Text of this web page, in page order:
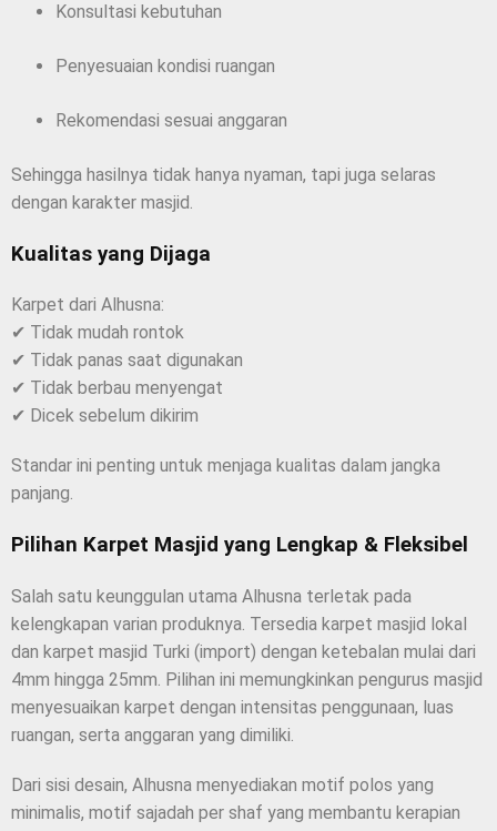
Konsultasi kebutuhan
Penyesuaian kondisi ruangan
Rekomendasi sesuai anggaran
Sehingga hasilnya tidak hanya nyaman, tapi juga selaras
dengan karakter masjid.
Kualitas yang Dijaga
Karpet dari Alhusna:
✔ Tidak mudah rontok
✔ Tidak panas saat digunakan
✔ Tidak berbau menyengat
✔ Dicek sebelum dikirim
Standar ini penting untuk menjaga kualitas dalam jangka
panjang.
Pilihan Karpet Masjid yang Lengkap & Fleksibel
Salah satu keunggulan utama Alhusna terletak pada
kelengkapan varian produknya. Tersedia karpet masjid lokal
dan karpet masjid Turki (import) dengan ketebalan mulai dari
4mm hingga 25mm. Pilihan ini memungkinkan pengurus masjid
menyesuaikan karpet dengan intensitas penggunaan, luas
ruangan, serta anggaran yang dimiliki.
Dari sisi desain, Alhusna menyediakan motif polos yang
minimalis, motif sajadah per shaf yang membantu kerapian